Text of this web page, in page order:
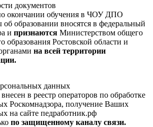
документов
окончании обучения в ЧОУ ДПО
образовании вносятся в федеральный
и признаются Министерством общего
образования Ростовской области и
на всей территории
данных
в реестр операторов по обработке
Роскомнадзора, получение Ваших
на сайте педработник.рф
по защищенному каналу связи.